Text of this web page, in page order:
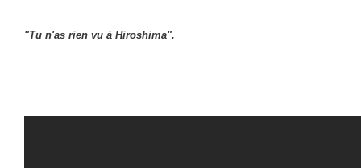
"Tu n'as rien vu à Hiroshima".